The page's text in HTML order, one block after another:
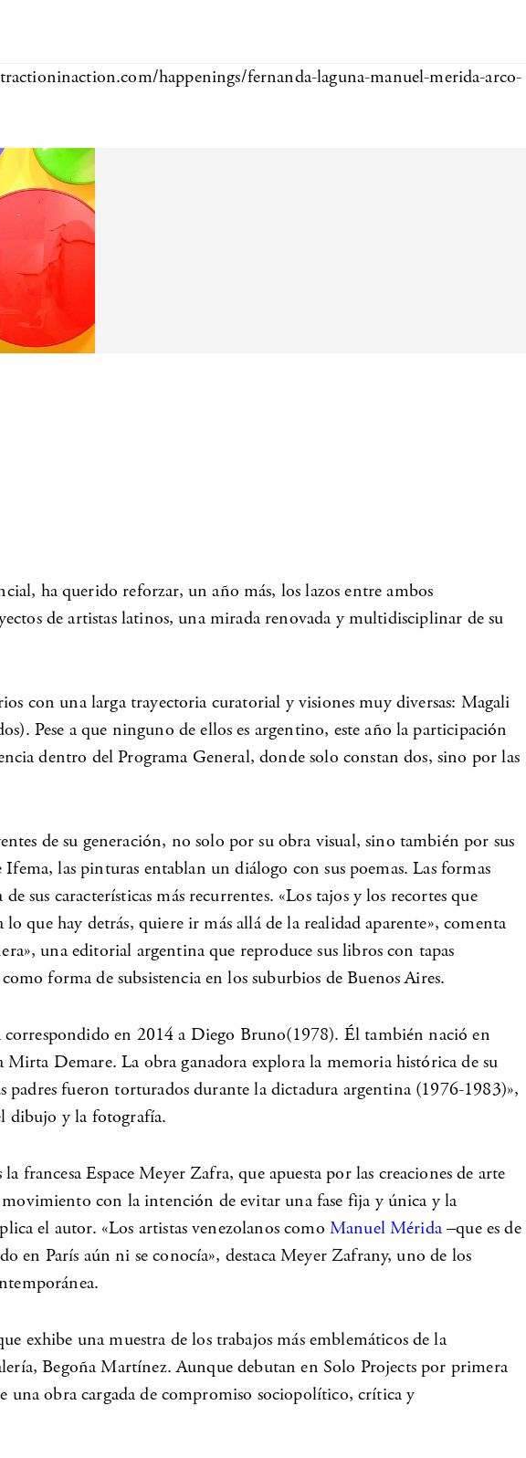
happenings/fernanda-laguna-manuel-merida-arco-
ha querido reforzar, un año más, los lazos entre ambos
de artistas latinos, una mirada renovada y multidisciplinar de su
con una larga trayectoria curatorial y visiones muy diversas: Magali
Pese a que ninguno de ellos es argentino, este año la participación
dentro del Programa General, donde solo constan dos, sino por las
de su generación, no solo por su obra visual, sino también por sus
las pinturas entablan un diálogo con sus poemas. Las formas
sus características más recurrentes. «Los tajos y los recortes que
que hay detrás, quiere ir más allá de la realidad aparente», comenta
una editorial argentina que reproduce sus libros con tapas
forma de subsistencia en los suburbios de Buenos Aires.
en 2014 a Diego Bruno(1978). Él también nació en
Mirta Demare. La obra ganadora explora la memoria histórica de su
padres fueron torturados durante la dictadura argentina (1976-1983)»,
dibujo y la fotografía.
la francesaEspace Meyer Zafra, que apuesta por las creaciones de arte
con la intención de evitar una fase fija y única y la
el autor. «Los artistas venezolanos como Manuel Mérida–que es de
en París aún ni se conocía», destaca Meyer Zafrany, uno de los
exhibe una muestra de los trabajos más emblemáticos de la
Begoña Martínez. Aunque debutan en Solo Projects por primera
una obra cargada de compromiso sociopolítico, crítica y